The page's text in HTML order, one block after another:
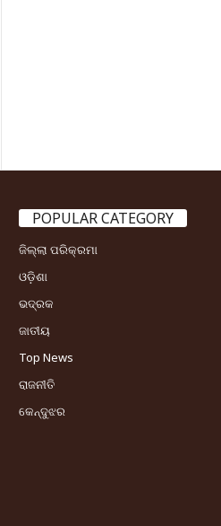
POPULAR CATEGORY
ଜିଲ୍ଲା ପରିକ୍ରମା
ଓଡ଼ିଶା
ଭଦ୍ରକ
ଜାତୀୟ
Top News
ରାଜନୀତି
କେନ୍ଦୁଝର